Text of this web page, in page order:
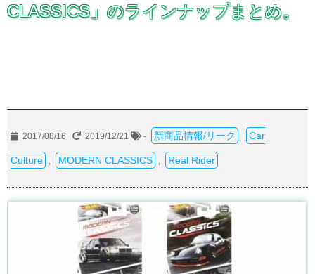
CLASSICS」のラインナップまとめ。
2017/08/16 2019/12/21 - 新商品情報/リーク Car
Culture MODERN CLASSICS Real Rider